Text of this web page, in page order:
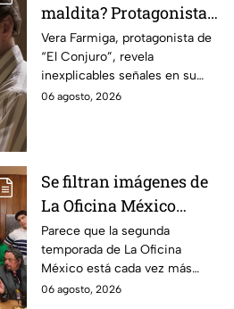
maldita? Protagonista
revela INQUIETANTES
señales en su cuerpo
durante la grabación de
la película
Vera Farmiga, protagonista de
“El Conjuro”, revela
inexplicables señales en su
cuerpo durante el rodaje de la
06 agosto, 2026
Se filtran imágenes de
La Oficina México
temporada 2 y un
detalle desata teorías
entre los fans
Parece que la segunda
temporada de La Oficina
México está cada vez más
cerca, pues el elenco ya se
06 agosto, 2026